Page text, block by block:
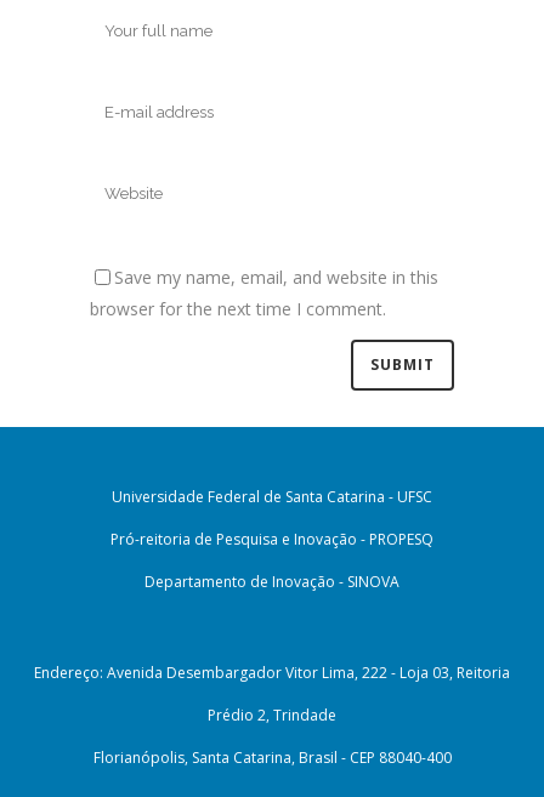
Save my name, email, and website in this
browser for the next time I comment.
Universidade Federal de Santa Catarina - UFSC
Pró-reitoria de Pesquisa e Inovação - PROPESQ
Departamento de Inovação - SINOVA
Endereço: Avenida Desembargador Vitor Lima, 222 - Loja 03, Reitoria
Prédio 2, Trindade
Florianópolis, Santa Catarina, Brasil - CEP 88040-400